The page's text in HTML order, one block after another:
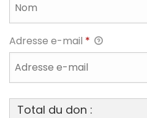
Adresse e-mail *
Total du don :